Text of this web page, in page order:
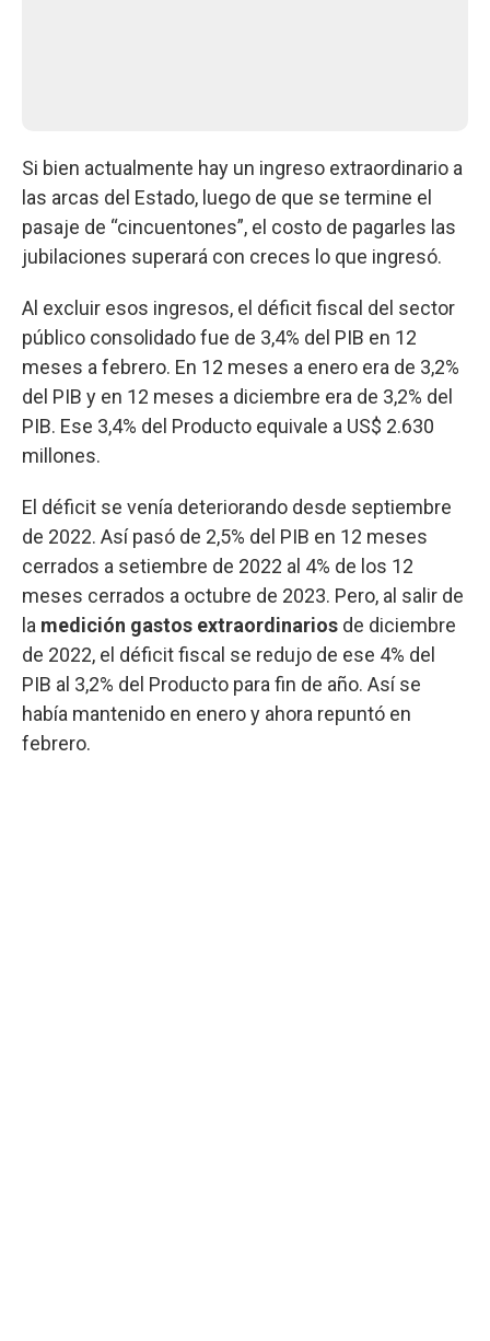
Si bien actualmente hay un ingreso extraordinario a
las arcas del Estado, luego de que se termine el
pasaje de “cincuentones”, el costo de pagarles las
jubilaciones superará con creces lo que ingresó.
Al excluir esos ingresos, el déficit fiscal del sector
público consolidado fue de 3,4% del PIB en 12
meses a febrero. En 12 meses a enero era de 3,2%
del PIB y en 12 meses a diciembre era de 3,2% del
PIB. Ese 3,4% del Producto equivale a US$ 2.630
millones.
El déficit se venía deteriorando desde septiembre
de 2022. Así pasó de 2,5% del PIB en 12 meses
cerrados a setiembre de 2022 al 4% de los 12
meses cerrados a octubre de 2023. Pero, al salir de
la medición gastos extraordinarios de diciembre
de 2022, el déficit fiscal se redujo de ese 4% del
PIB al 3,2% del Producto para fin de año. Así se
había mantenido en enero y ahora repuntó en
febrero.